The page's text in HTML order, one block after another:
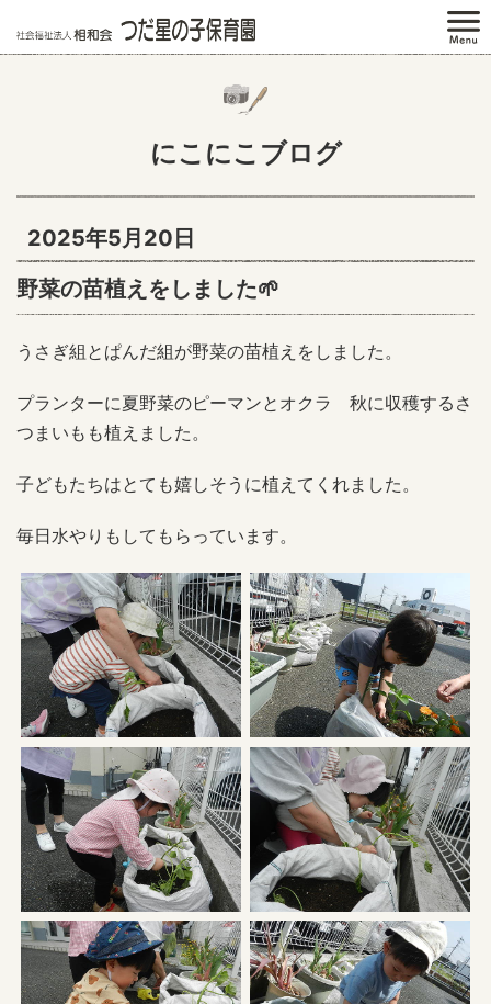
にこにこブログ
2025年5月20日
野菜の苗植えをしました🌱
うさぎ組とぱんだ組が野菜の苗植えをしました。
プランターに夏野菜のピーマンとオクラ 秋に収穫するさ
つまいもも植えました。
子どもたちはとても嬉しそうに植えてくれました。
毎日水やりもしてもらっています。